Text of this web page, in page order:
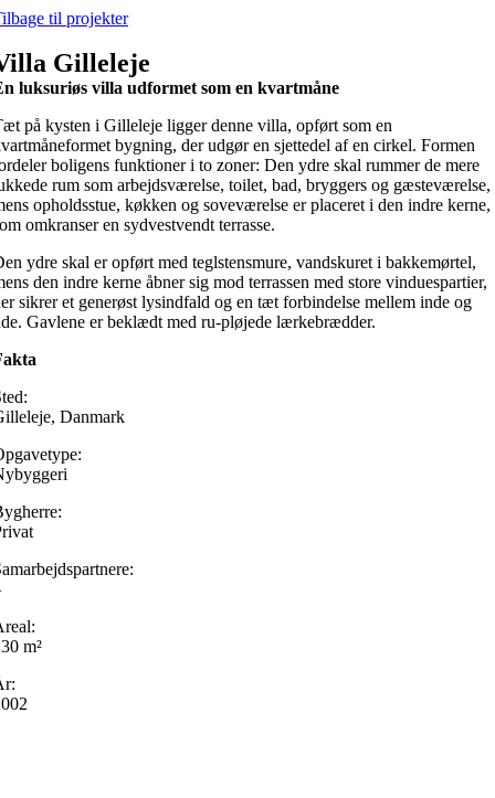
Skip
content
til projekter
Gilleleje
luksuriøs villa udformet som en kvartmåne
på kysten i Gilleleje ligger denne villa, opført som en
bygning, der udgør en sjettedel af en cirkel. Formen
boligens funktioner i to zoner: Den ydre skal rummer de mere
rum som arbejdsværelse, toilet, bad, bryggers og gæsteværelse,
opholdsstue, køkken og soveværelse er placeret i den indre kerne,
omkranser en sydvestvendt terrasse.
ydre skal er opført med teglstensmure, vandskuret i bakkemørtel,
den indre kerne åbner sig mod terrassen med store vinduespartier,
sikrer et generøst lysindfald og en tæt forbindelse mellem inde og
Gavlene er beklædt med ru-pløjede lærkebrædder.
Danmark
m²